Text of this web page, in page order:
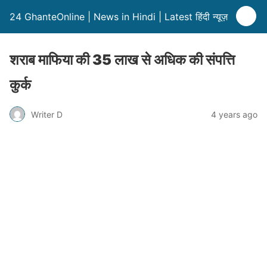
24 GhanteOnline | News in Hindi | Latest हिंदी न्यूज़
शराब माफिया की 35 लाख से अधिक की संपत्ति
कुर्क
Writer D 4 years ago